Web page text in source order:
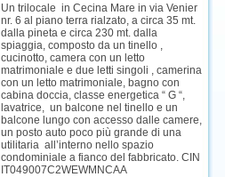
Un trilocale in Cecina Mare in via Venier
nr. 6 al piano terra rialzato, a circa 35 mt.
dalla pineta e circa 230 mt. dalla
spiaggia, composto da un tinello ,
cucinotto, camera con un letto
matrimoniale e due letti singoli , camerina
con un letto matrimoniale, bagno con
cabina doccia, classe energetica “ G “,
lavatrice, un balcone nel tinello e un
balcone lungo con accesso dalle camere,
un posto auto poco più grande di una
utilitaria all’interno nello spazio
condominiale a fianco del fabbricato. CIN
IT049007C2WEWMNCAA